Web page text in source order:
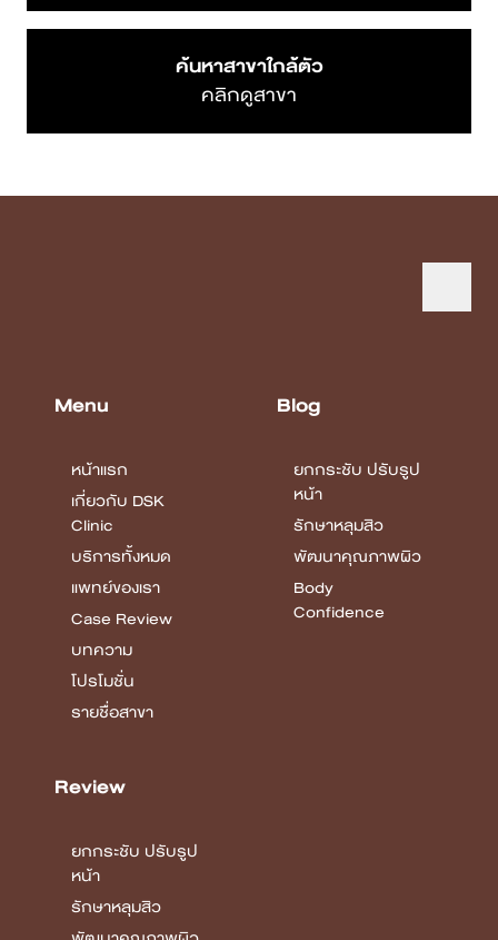
ค้นหาสาขาใกล้ตัว
คลิกดูสาขา
Menu
หน้าแรก
เกี่ยวกับ DSK
Clinic
บริการทั้งหมด
แพทย์ของเรา
Case Review
บทความ
โปรโมชั่น
รายชื่อสาขา
Blog
ยกกระชับ ปรับรูป
หน้า
รักษาหลุมสิว
พัฒนาคุณภาพผิว
Body
Confidence
Review
ยกกระชับ ปรับรูป
หน้า
รักษาหลุมสิว